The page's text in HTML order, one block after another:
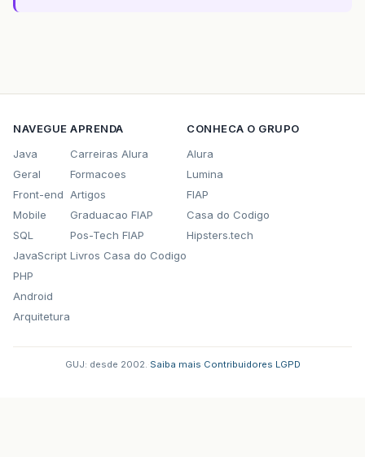
NAVEGUE
Java
Geral
Front-end
Mobile
SQL
JavaScript
PHP
Android
Arquitetura
APRENDA
Carreiras Alura
Formacoes
Artigos
Graduacao FIAP
Pos-Tech FIAP
Livros Casa do Codigo
CONHECA O GRUPO
Alura
Lumina
FIAP
Casa do Codigo
Hipsters.tech
GUJ: desde 2002. Saiba mais Contribuidores LGPD